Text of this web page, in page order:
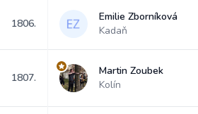
1806.
Emilie Zborníková
Kadaň
1807.
Martin Zoubek
Kolín